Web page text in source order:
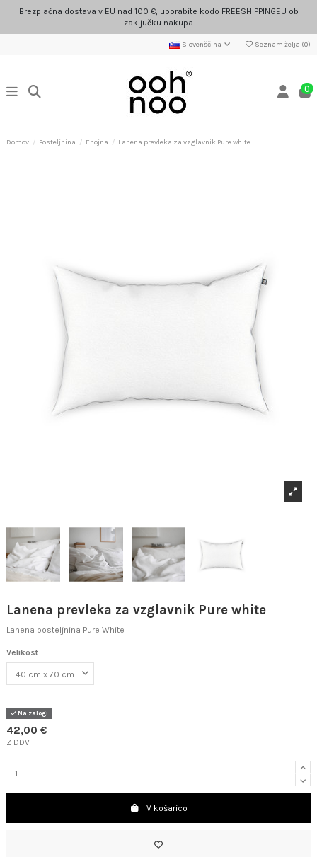
Brezplačna dostava v EU nad 100 €, uporabite kodo FREESHIPPINGEU ob
zaključku nakupa
Slovenščina Seznam želja (0)
0
Domov Posteljnina Enojna Lanena prevleka za vzglavnik Pure white
Lanena prevleka za vzglavnik Pure white
Lanena posteljnina Pure White
Velikost
Na zalogi
42,00 €
Z DDV
V košarico